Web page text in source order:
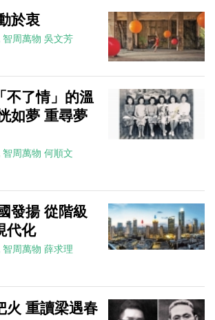
於衷
智周萬物 吳文芳
不了情」的溫
如夢 重尋夢
智周萬物 何順文
發揚 從階級
代化
智周萬物 薛求理
火 重讀梁遇春